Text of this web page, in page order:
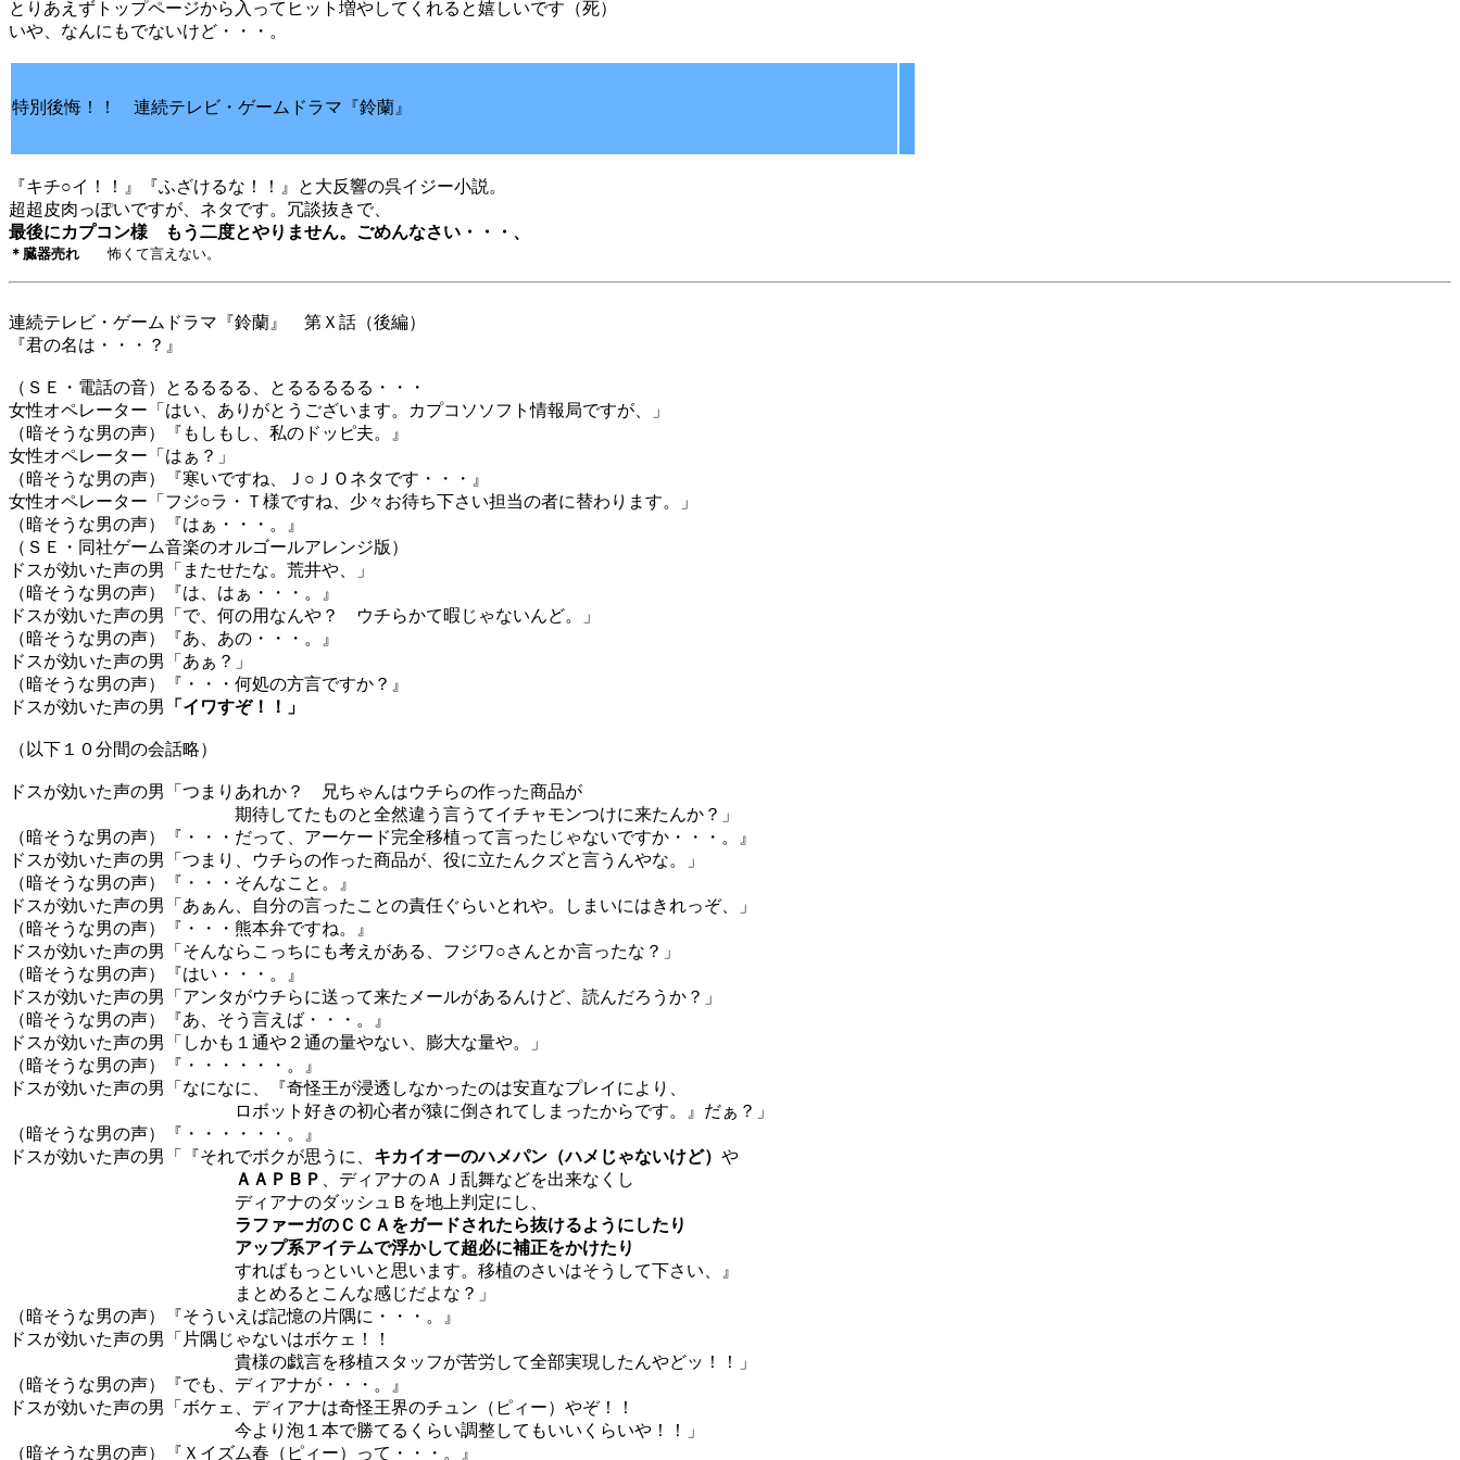
とりあえずトップページから入ってヒット増やしてくれると嬉しいです（死）
いや、なんにもでないけど・・・。
特別後悔！！ 連続テレビ・ゲームドラマ『鈴蘭』
『キチ○イ！！』『ふざけるな！！』と大反響の呉イジー小説。
超超皮肉っぽいですが、ネタです。冗談抜きで、
最後にカプコン様 もう二度とやりません。ごめんなさい・・・、
＊臓器売れ 怖くて言えない。
連続テレビ・ゲームドラマ『鈴蘭』 第Ｘ話（後編）
『君の名は・・・？』
（ＳＥ・電話の音）とるるるる、とるるるるる・・・
女性オペレーター「はい、ありがとうございます。カプコソソフト情報局ですが、」
（暗そうな男の声）『もしもし、私のドッピ夫。』
女性オペレーター「はぁ？」
（暗そうな男の声）『寒いですね、Ｊ○ＪＯネタです・・・』
女性オペレーター「フジ○ラ・Ｔ様ですね、少々お待ち下さい担当の者に替わります。」
（暗そうな男の声）『はぁ・・・。』
（ＳＥ・同社ゲーム音楽のオルゴールアレンジ版）
ドスが効いた声の男「またせたな。荒井や、」
（暗そうな男の声）『は、はぁ・・・。』
ドスが効いた声の男「で、何の用なんや？ ウチらかて暇じゃないんど。」
（暗そうな男の声）『あ、あの・・・。』
ドスが効いた声の男「あぁ？」
（暗そうな男の声）『・・・何処の方言ですか？』
ドスが効いた声の男
「イワすぞ！！」
（以下１０分間の会話略）
ドスが効いた声の男「つまりあれか？ 兄ちゃんはウチらの作った商品が
期待してたものと全然違う言うてイチャモンつけに来たんか？」
（暗そうな男の声）『・・・だって、アーケード完全移植って言ったじゃないですか・・・。』
ドスが効いた声の男「つまり、ウチらの作った商品が、役に立たんクズと言うんやな。」
（暗そうな男の声）『・・・そんなこと。』
ドスが効いた声の男「あぁん、自分の言ったことの責任ぐらいとれや。しまいにはきれっぞ、」
（暗そうな男の声）『・・・熊本弁ですね。』
ドスが効いた声の男「そんならこっちにも考えがある、フジワ○さんとか言ったな？」
（暗そうな男の声）『はい・・・。』
ドスが効いた声の男「アンタがウチらに送って来たメールがあるんけど、読んだろうか？」
（暗そうな男の声）『あ、そう言えば・・・。』
ドスが効いた声の男「しかも１通や２通の量やない、膨大な量や。」
（暗そうな男の声）『・・・・・・。』
ドスが効いた声の男「なになに、『奇怪王が浸透しなかったのは安直なプレイにより、
ロボット好きの初心者が猿に倒されてしまったからです。』だぁ？」
（暗そうな男の声）『・・・・・・。』
ドスが効いた声の男「『それでボクが思うに、 キカイオーのハメパン（ハメじゃないけど） や
ＡＡＰＢＰ
、ディアナのＡＪ乱舞などを出来なくし
ディアナのダッシュＢを地上判定にし、
ラファーガのＣＣＡをガードされたら抜けるようにしたり
アップ系アイテムで浮かして超必に補正をかけたり
すればもっといいと思います。移植のさいはそうして下さい、』
まとめるとこんな感じだよな？」
（暗そうな男の声）『そういえば記憶の片隅に・・・。』
ドスが効いた声の男「片隅じゃないはボケェ！！
貴様の戯言を移植スタッフが苦労して全部実現したんやどッ！！」
（暗そうな男の声）『でも、ディアナが・・・。』
ドスが効いた声の男「ボケェ、ディアナは奇怪王界のチュン（ピィー）やぞ！！
今より泡１本で勝てるくらい調整してもいいくらいや！！」
（暗そうな男の声）『Ｘイズム春（ピィー）って・・・。』